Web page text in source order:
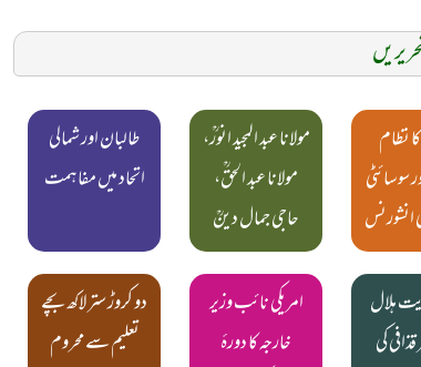
نظام
سوسائٹی
انشورنس
مولانا عبد المجید انورؒ،
مولانا عبد الحقؒ،
حاجی جمال دینؒ
طالبان اور شمالی
اتحاد میں مفاہمت
ہلال
کی
امریکی نائب وزیر
خارجہ کا دورۂ
دو کروڑ ستر لاکھ بچے
تعلیم سے محروم